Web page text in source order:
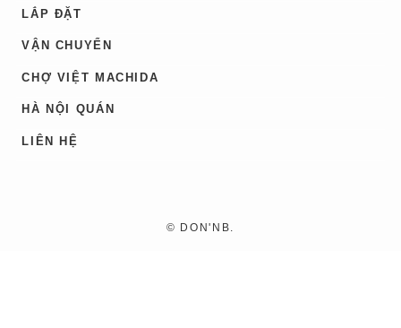
LẮP ĐẶT
VẬN CHUYỂN
CHỢ VIỆT MACHIDA
HÀ NỘI QUÁN
LIÊN HỆ
© DON'NB.